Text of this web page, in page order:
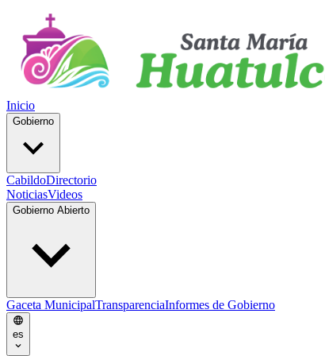
Inicio
Gobierno
CabildoDirectorio
NoticiasVideos
Gobierno Abierto
Gaceta MunicipalTransparenciaInformes de Gobierno
es